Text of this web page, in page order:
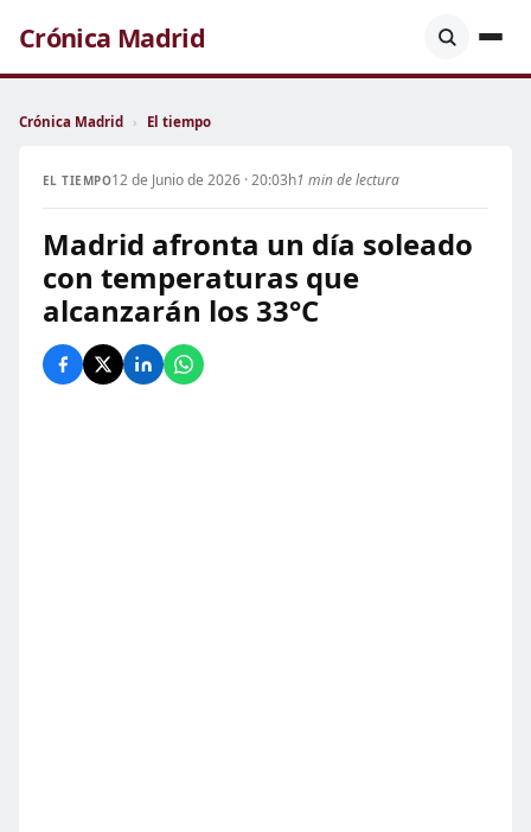
Crónica Madrid
Crónica Madrid › El tiempo
EL TIEMPO12 de Junio de 2026 · 20:03h1 min de lectura
Madrid afronta un día soleado
con temperaturas que
alcanzarán los 33°C